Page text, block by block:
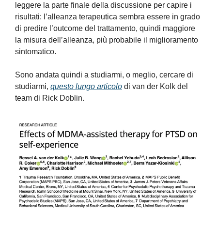
leggere la parte finale della discussione per capire i
risultati: l’alleanza terapeutica sembra essere in grado
di predire l’outcome del trattamento, quindi maggiore
la misura dell’alleanza, più probabile il miglioramento
sintomatico.
Sono andata quindi a studiarmi, o meglio, cercare di
studiarmi, questo lungo articolo di van der Kolk del
team di Rick Doblin.